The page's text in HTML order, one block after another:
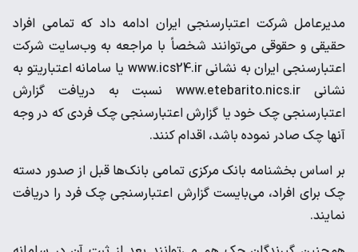
مدیرعامل شرکت اعتبارسنجی ایران ادامه داد که تمامی افراد
حقیقی و حقوقی می‌توانند شخصاً با مراجعه به وب‌سایت شرکت
اعتبارسنجی ایران به نشانی www.ics24.ir یا سامانه اعتباریتو به
نشانی www.etebarito.nics.ir نسبت به دریافت گزارش
اعتبارسنجی چک خود یا گزارش اعتبارسنجی چک فردی که در وجه
آنها چک صادر نموده باشد، اقدام کنند.
بر اساس بخشنامه بانک مرکزی تمامی بانک‌ها قبل از صدور دسته
چک برای افراد، می‌بایست گزارش اعتبارسنجی چک فرد را دریافت
نمایند.